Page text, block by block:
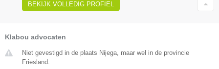
BEKIJK VOLLEDIG PROFIEL
Klabou advocaten
Niet gevestigd in de plaats Nijega, maar wel in de provincie
Friesland.